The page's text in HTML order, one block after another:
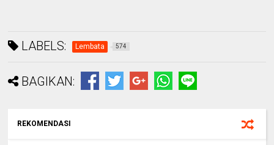
LABELS: Lembata 574
BAGIKAN:
REKOMENDASI